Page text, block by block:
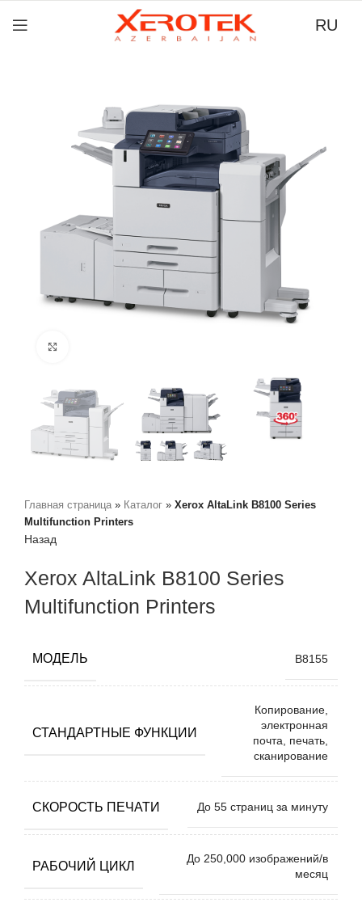
RU
Главная страница » Каталог » Xerox AltaLink B8100 Series
Multifunction Printers
Назад
Xerox AltaLink B8100 Series
Multifunction Printers
МОДЕЛЬ B8155
СТАНДАРТНЫЕ ФУНКЦИИ
Копирование,
электронная
почта, печать,
сканирование
СКОРОСТЬ ПЕЧАТИ До 55 страниц за минуту
РАБОЧИЙ ЦИКЛ
До 250,000 изображений/в
месяц